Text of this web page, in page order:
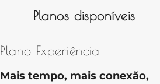
Planos disponíveis
Plano Experiência
Mais tempo, mais conexão,